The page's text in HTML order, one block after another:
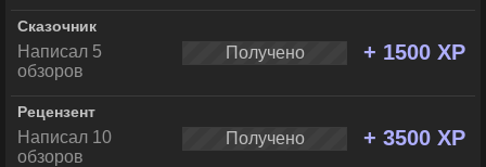
Сказочник
Написал 5
обзоров
Получено + 1500 XP
Рецензент
Написал 10
обзоров
Получено + 3500 XP